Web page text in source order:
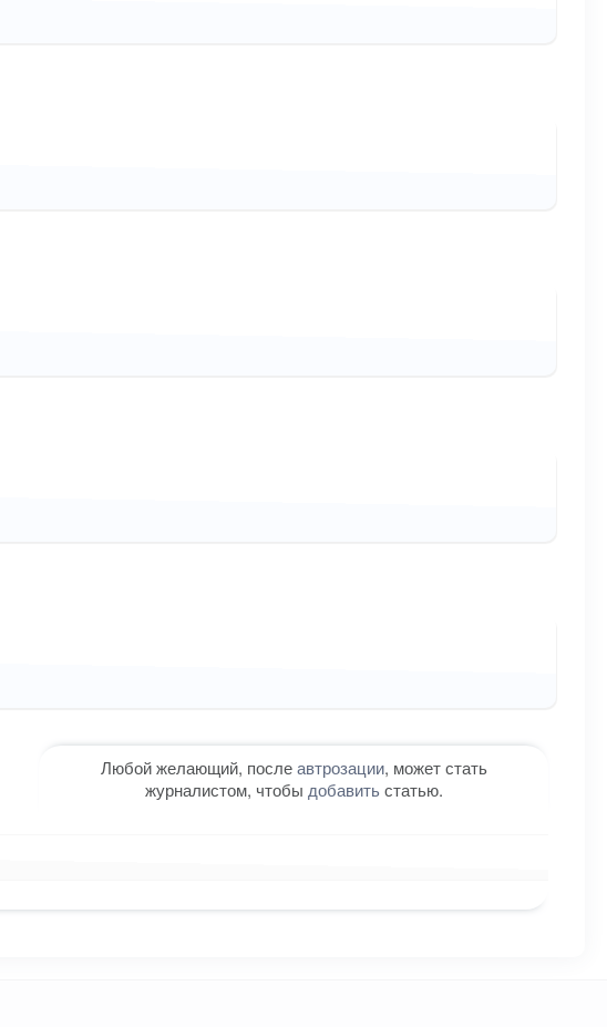
Любой желающий, послеавтрозации, может стать
журналистом, чтобы добавитьстатью.